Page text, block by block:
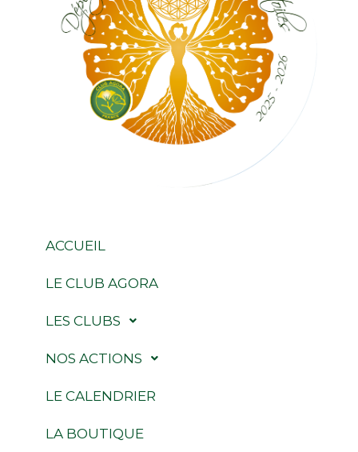
ACCUEIL
LE CLUB AGORA
LES CLUBS
NOS ACTIONS
LE CALENDRIER
LA BOUTIQUE